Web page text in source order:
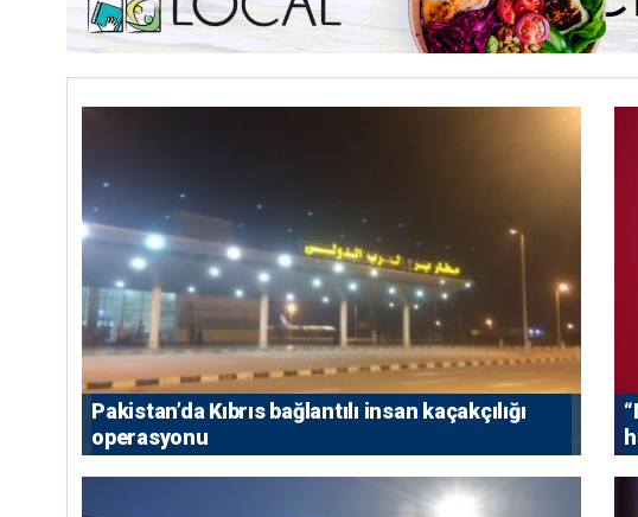
Pakistan’da Kıbrıs bağlantılı insan kaçakçılığı
operasyonu